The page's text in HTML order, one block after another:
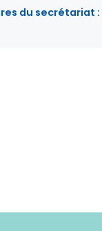
du secrétariat :